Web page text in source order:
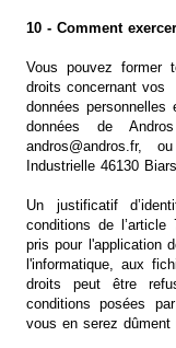
10 - Comment
Vous pouvez former
droits concernant vos
données
données de
andros@andros.fr,
Industrielle 46130
Un justificatif
conditions de
pris pour l'application
l'informatique, aux
droits peut être
conditions posées
vous en serez dûment